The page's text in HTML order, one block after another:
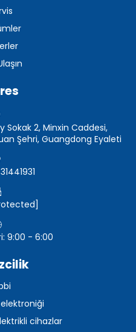
Sokak 2, Minxin Caddesi,
Şehri, Guangdong Eyaleti
9:00 - 6:00
cihazlar